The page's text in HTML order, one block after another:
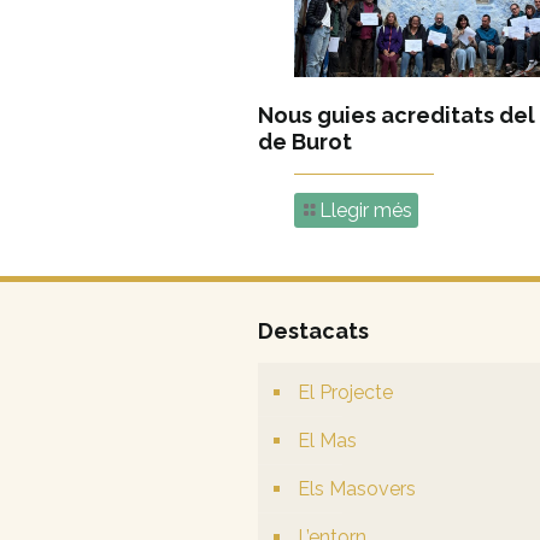
Nous guies acreditats del
de Burot
Llegir més
Destacats
El Projecte
El Mas
Els Masovers